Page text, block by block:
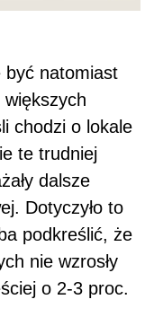
być natomiast
chodzi o lokale
te trudniej
dalsze
Dotyczyło to
podkreślić, że
nie wzrosły
o 2-3 proc.